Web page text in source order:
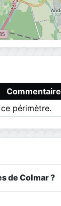
Commentaire
périmètre.
de Colmar ?